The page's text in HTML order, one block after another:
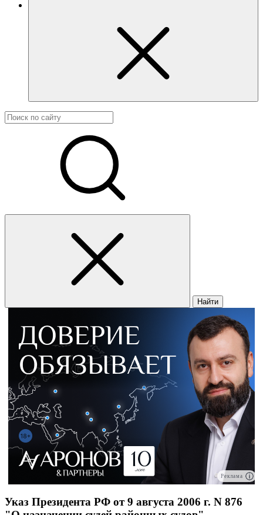
Найти
Реклама
Указ Президента РФ от 9 августа 2006 г. N 876